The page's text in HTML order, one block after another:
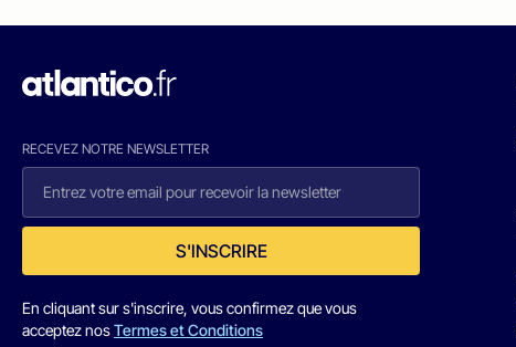
RECEVEZ NOTRE NEWSLETTER
S'INSCRIRE
En cliquant sur s'inscrire, vous confirmez que vous
acceptez nosTermes et Conditions